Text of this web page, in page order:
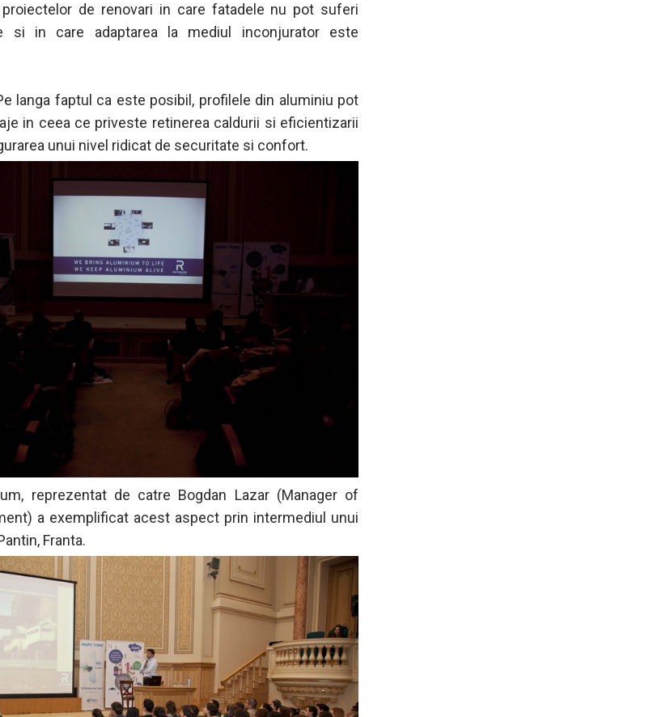
de renovari in care fatadele nu pot suferi
si in care adaptarea la mediul inconjurator este
langa faptul ca este posibil, profilele din aluminiu pot
in ceea ce priveste retinerea caldurii si eficientizarii
unui nivel ridicat de securitate si confort.
reprezentat de catre Bogdan Lazar (Manager of
a exemplificat acest aspect prin intermediul unui
Franta.